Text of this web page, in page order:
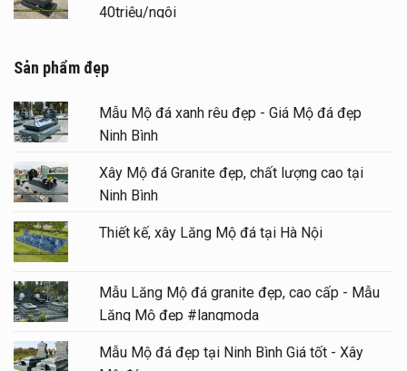
40triệu/ngôi
Sản phẩm đẹp
Mẫu Mộ đá xanh rêu đẹp - Giá Mộ đá đẹp
Ninh Bình
Xây Mộ đá Granite đẹp, chất lượng cao tại
Ninh Bình
Thiết kế, xây Lăng Mộ đá tại Hà Nội
Mẫu Lăng Mộ đá granite đẹp, cao cấp - Mẫu
Lăng Mộ đẹp #langmoda
Mẫu Mộ đá đẹp tại Ninh Bình Giá tốt - Xây